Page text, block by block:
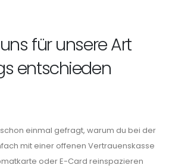
für unsere Art
entschieden
einmal gefragt, warum du bei der
mit einer offenen Vertrauenskasse
oder E-Card reinspazieren